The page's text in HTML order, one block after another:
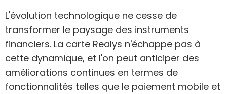
L'évolution technologique ne cesse de
transformer le paysage des instruments
financiers. La carte Realys n'échappe pas à
cette dynamique, et l'on peut anticiper des
améliorations continues en termes de
fonctionnalités telles que le paiement mobile et